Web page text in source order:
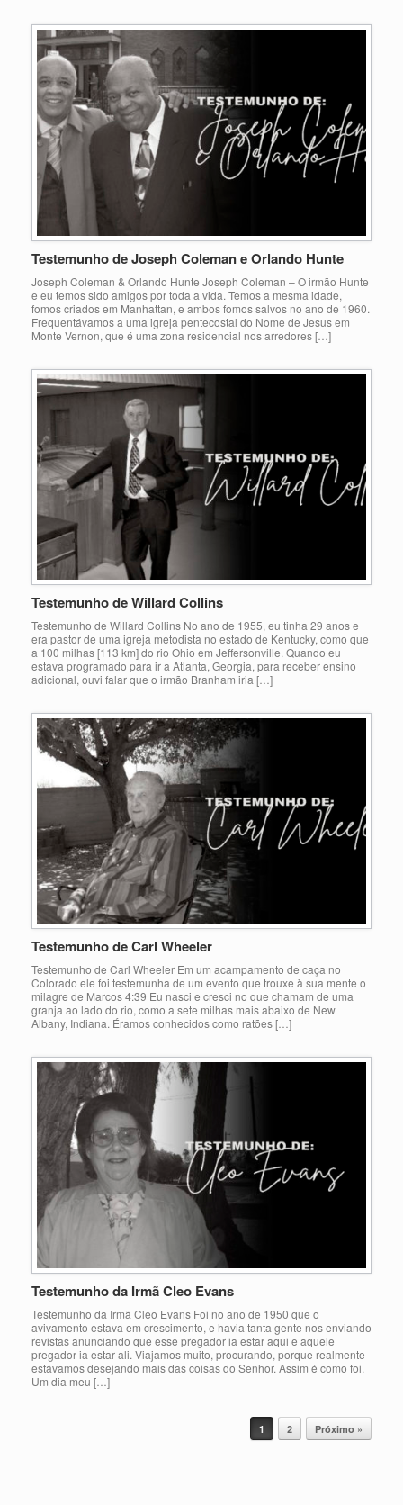
Testemunho de Joseph Coleman e Orlando Hunte
Joseph Coleman & Orlando Hunte Joseph Coleman – O irmão Hunte
e eu temos sido amigos por toda a vida. Temos a mesma idade,
fomos criados em Manhattan, e ambos fomos salvos no ano de 1960.
Frequentávamos a uma igreja pentecostal do Nome de Jesus em
Monte Vernon, que é uma zona residencial nos arredores […]
Testemunho de Willard Collins
Testemunho de Willard Collins No ano de 1955, eu tinha 29 anos e
era pastor de uma igreja metodista no estado de Kentucky, como que
a 100 milhas [113 km] do rio Ohio em Jeffersonville. Quando eu
estava programado para ir a Atlanta, Georgia, para receber ensino
adicional, ouvi falar que o irmão Branham iria […]
Testemunho de Carl Wheeler
Testemunho de Carl Wheeler Em um acampamento de caça no
Colorado ele foi testemunha de um evento que trouxe à sua mente o
milagre de Marcos 4:39 Eu nasci e cresci no que chamam de uma
granja ao lado do rio, como a sete milhas mais abaixo de New
Albany, Indiana. Éramos conhecidos como ratões […]
Testemunho da Irmã Cleo Evans
Testemunho da Irmã Cleo Evans Foi no ano de 1950 que o
avivamento estava em crescimento, e havia tanta gente nos enviando
revistas anunciando que esse pregador ia estar aqui e aquele
pregador ia estar ali. Viajamos muito, procurando, porque realmente
estávamos desejando mais das coisas do Senhor. Assim é como foi.
Um dia meu […]
1 2 Próximo »